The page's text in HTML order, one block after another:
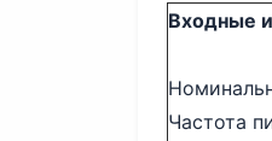
Входные
Частота